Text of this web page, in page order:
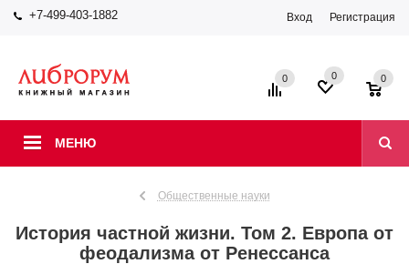
+7-499-403-1882 Вход Регистрация
МЕНЮ
0 0 0
Общественные науки
История частной жизни. Том 2. Европа от
феодализма от Ренессанса